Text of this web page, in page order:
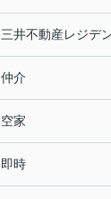
三井不動産レジデ
仲介
空家
即時